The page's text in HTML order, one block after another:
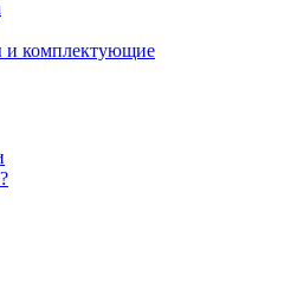
и комплектующие